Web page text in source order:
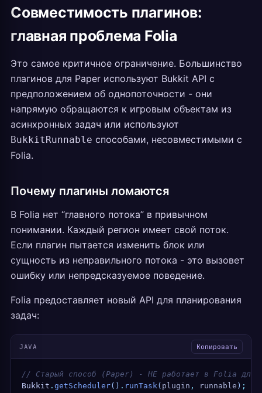
Совместимость плагинов:
главная проблема Folia
Это самое критичное ограничение. Большинство
плагинов для Paper используют Bukkit API с
предположением об однопоточности - они
напрямую обращаются к игровым объектам из
асинхронных задач или используют
BukkitRunnable способами, несовместимыми с
Folia.
Почему плагины ломаются
В Folia нет “главного потока” в привычном
понимании. Каждый регион имеет свой поток.
Если плагин пытается изменить блок или
сущность из неправильного потока - это вызовет
ошибку или непредсказуемое поведение.
Folia предоставляет новый API для планирования
задач:
JAVA Копировать
// Старый способ (Paper) - НЕ работает в Folia для
Bukkit . getScheduler() . runTask( plugin , runnable ) ;